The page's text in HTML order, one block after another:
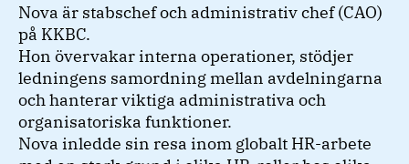
Nova är stabschef och administrativ chef (CAO)
på KKBC.
Hon övervakar interna operationer, stödjer
ledningens samordning mellan avdelningarna
och hanterar viktiga administrativa och
organisatoriska funktioner.
Nova inledde sin resa inom globalt HR-arbete